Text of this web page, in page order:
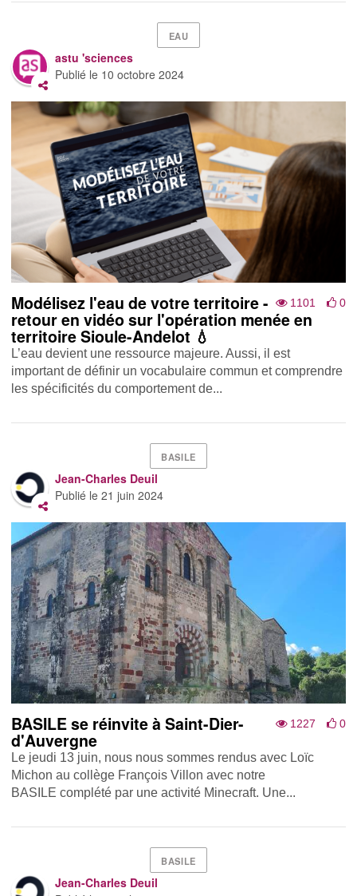
EAU
astu 'sciences
Publié le 10 octobre 2024
1101 0
Modélisez l'eau de votre territoire -
retour en vidéo sur l'opération menée en
territoire Sioule-Andelot 💧
L’eau devient une ressource majeure. Aussi, il est
important de définir un vocabulaire commun et comprendre
les spécificités du comportement de...
BASILE
Jean-Charles Deuil
Publié le21 juin 2024
1227 0
BASILE se réinvite à Saint-Dier-
d'Auvergne
Le jeudi 13 juin, nous nous sommes rendus avec Loïc
Michon au collège François Villon avec notre
BASILE complété par une activité Minecraft. Une...
BASILE
Jean-Charles Deuil